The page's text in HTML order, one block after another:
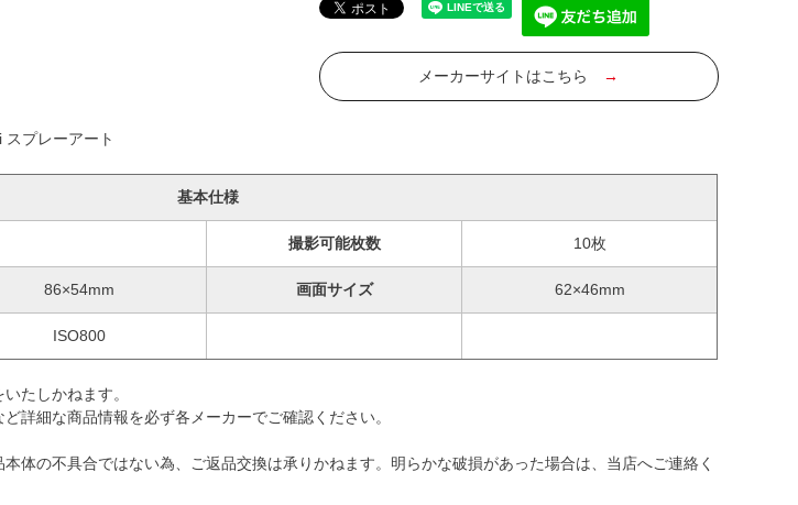
メーカーサイトはこちら →
プレーアート
基本仕様
撮影可能枚数 10枚
86×54mm 画面サイズ 62×46mm
ISO800
たしかねます。
詳細な商品情報を必ず各メーカーでご確認ください。
体の不具合ではない為、ご返品交換は承りかねます。明らかな破損があった場合は、当店へご連絡く